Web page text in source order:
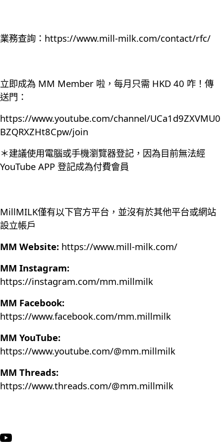
業務查詢： https://www.mill-milk.com/contact/rfc/
立即成為 MM Member 啦，每月只需 HKD 40 咋！傳
送門：
https://www.youtube.com/channel/UCa1d9ZXVMU0
BZQRXZHt8Cpw/join
＊建議使用電腦或手機瀏覽器登記，因為目前無法經
YouTube APP 登記成為付費會員
MillMILK僅有以下官方平台，並沒有於其他平台或網站
設立帳戶
MM Website: https://www.mill-milk.com/
MM Instagram:
https://instagram.com/mm.millmilk
MM Facebook:
https://www.facebook.com/mm.millmilk
MM YouTube:
https://www.youtube.com/@mm.millmilk
MM Threads:
https://www.threads.com/@mm.millmilk